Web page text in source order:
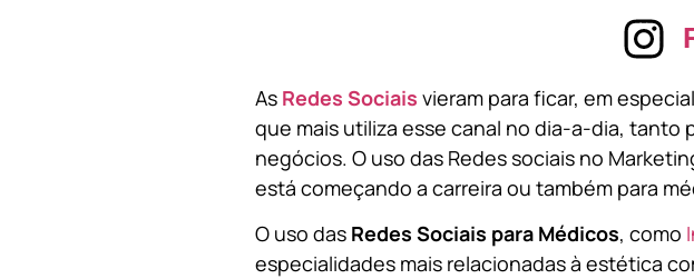
As Redes Sociais vieram para ficar, em
que mais utiliza esse canal no dia-a-dia, tanto
negócios. O uso das Redes sociais no
está começando a carreira ou também para
O uso das Redes Sociais para Médicos, como
especialidades mais relacionadas à estética